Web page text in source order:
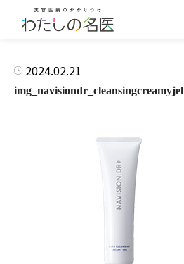
2024.02.21
img_navisiondr_cleansingcreamyjel